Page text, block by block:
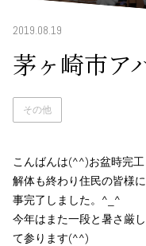
2019.08.19
茅ヶ崎市ア
その他
こんばんは(^^)お盆時完
解体も終わり住民の皆様
事完了しました。^_^
今年はまた一段と暑さ厳
て参ります(^^)